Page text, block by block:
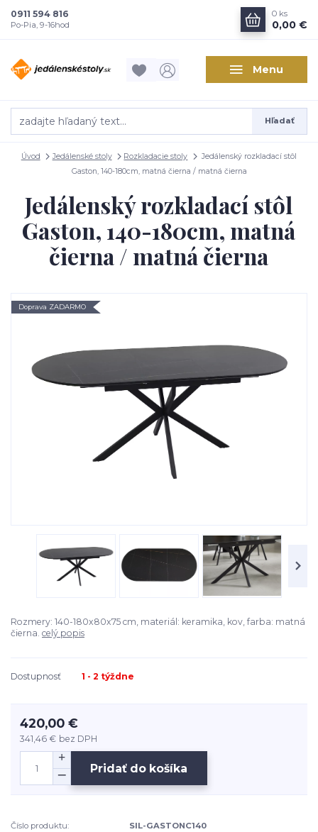
Menu
Hľadať
0911 594 816
Po-Pia, 9-16hod
0 ks
0,00 €
Úvod Jedálenské stoly Rozkladacie stoly
Jedálenský rozkladací stôl
Gaston, 140-180cm, matná čierna / matná čierna
Jedálenský rozkladací stôl
Gaston, 140-180cm, matná
čierna / matná čierna
Doprava ZADARMO
Rozmery: 140-180x80x75 cm, materiál: keramika, kov, farba: matná
čierna. celý popis
Dostupnosť 1 - 2 týždne
420,00 €
341,46 € bez DPH
Pridať do košíka
Číslo produktu:
SIL-GASTONC140